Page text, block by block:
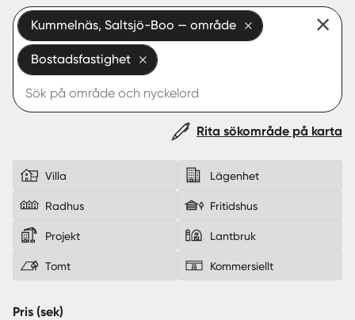
Start
Logga in
Kummelnäs, Saltsjö-Boo — område
Bostadsfastighet
Rita sökområde på karta
Villa Lägenhet
Radhus Fritidshus
Projekt Lantbruk
Tomt Kommersiellt
Pris (sek)